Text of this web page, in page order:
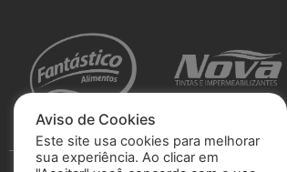
Aviso de Cookies
Este site usa cookies para melhorar
sua experiência. Ao clicar em